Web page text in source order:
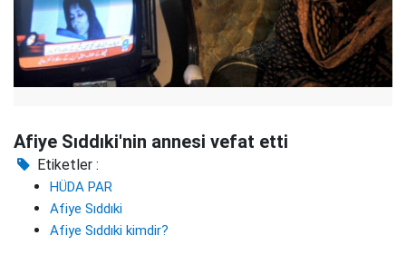
Afiye Sıddıki'nin annesi vefat etti
Etiketler :
HÜDA PAR
Afiye Sıddıki
Afiye Sıddıki kimdir?